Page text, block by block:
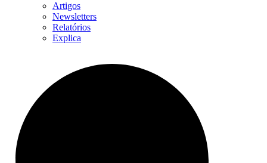
Artigos
Newsletters
Relatórios
Explica